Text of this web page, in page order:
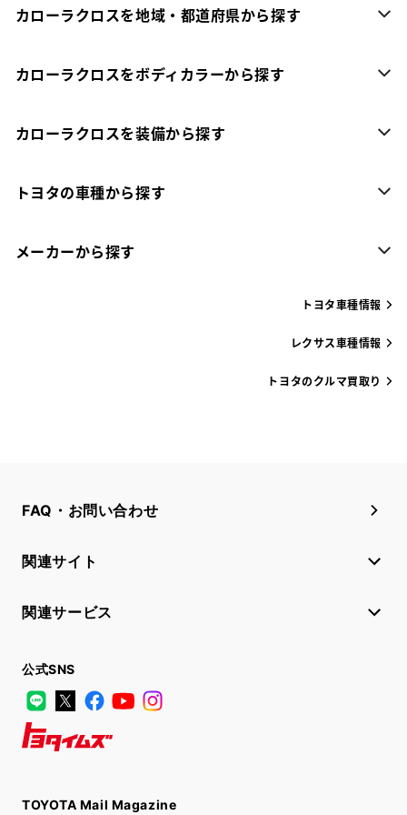
カローラクロスを地域・都道府県から探す
カローラクロスをボディカラーから探す
カローラクロスを装備から探す
トヨタの車種から探す
メーカーから探す
トヨタ車種情報
レクサス車種情報
トヨタのクルマ買取り
FAQ・お問い合わせ
関連サイト
関連サービス
公式SNS
LINE
X FacebookYouTube
TOYOTA Mail Magazine